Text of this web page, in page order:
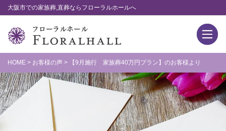
大阪市での家族葬,直葬ならフローラルホールへ
HOME > お客様の声 > 【9月施行 家族葬40万円プラン】のお客様より